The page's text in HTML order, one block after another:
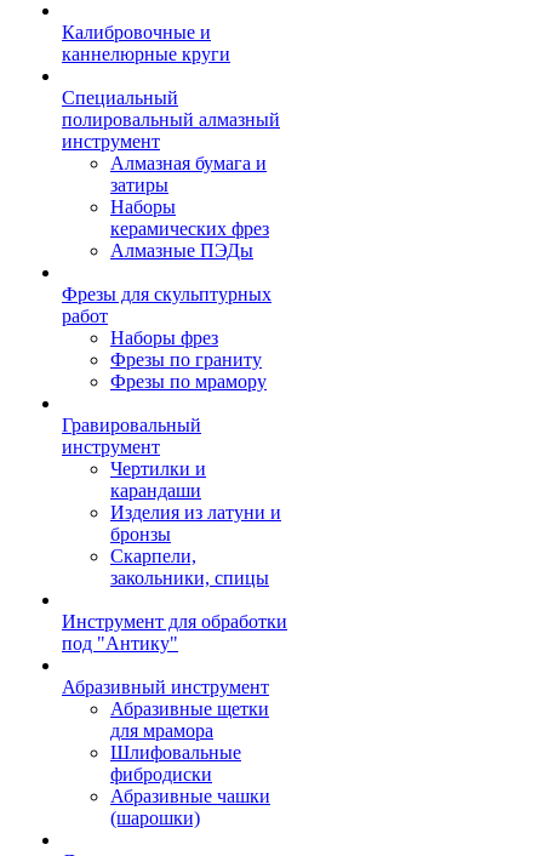
Калибровочные и
каннелюрные круги
Специальный
полировальный алмазный
инструмент
Алмазная бумага и
затиры
Наборы
керамических фрез
Алмазные ПЭДы
Фрезы для скульптурных
работ
Наборы фрез
Фрезы по граниту
Фрезы по мрамору
Гравировальный
инструмент
Чертилки и
карандаши
Изделия из латуни и
бронзы
Скарпели,
закольники, спицы
Инструмент для обработки
под "Антику"
Абразивный инструмент
Абразивные щетки
для мрамора
Шлифовальные
фибродиски
Абразивные чашки
(шарошки)